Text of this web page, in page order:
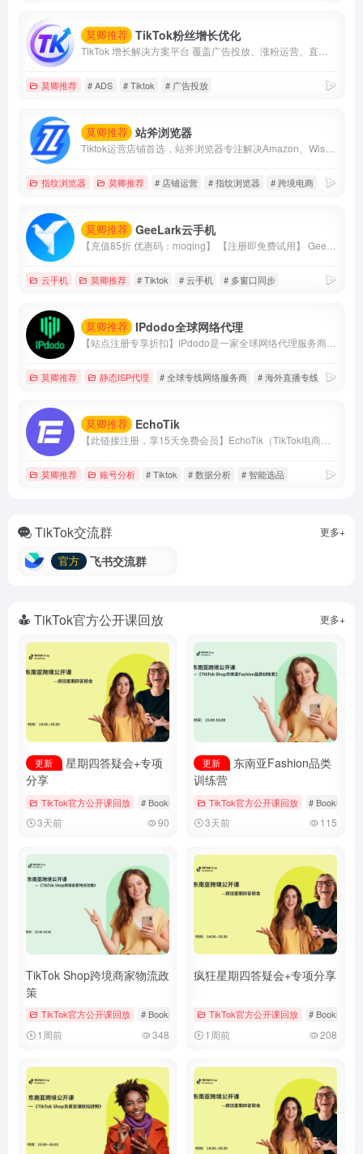
莫卿推荐 TikTok粉丝增长优化
莫卿推荐 # ADS # Tiktok # 广告投放
莫卿推荐 站斧浏览器
指纹浏览器 莫卿推荐 # 店铺运营 # 指纹浏览器 # 跨境电商
莫卿推荐 GeeLark云手机
云手机 莫卿推荐 # Tiktok # 云手机 # 多窗口同步
莫卿推荐 IPdodo全球网络代理
莫卿推荐 静态ISP代理 # 全球专线网络服务商 # 海外直播专线 # 静态
莫卿推荐 EchoTik
莫卿推荐 账号分析 # Tiktok # 数据分析 # 智能选品
TikTok交流群 更多+
官方 飞书交流群
TikTok官方公开课回放 更多+
更新
星期四答疑会+专项
分享
TikTok官方公开课回放 # Bookings & Vouchers # tiktok # 厨房用品
3天前 90
更新
东南亚Fashion品类
训练营
TikTok官方公开课回放 # Bookings
3天前 115
TikTok Shop跨境商家物流政
策
TikTok官方公开课回放 # Bookings & Vouchers # tiktok # 厨房用品
1周前 348
疯狂星期四答疑会+专项分享
TikTok官方公开课回放 # Bookings
1周前 208